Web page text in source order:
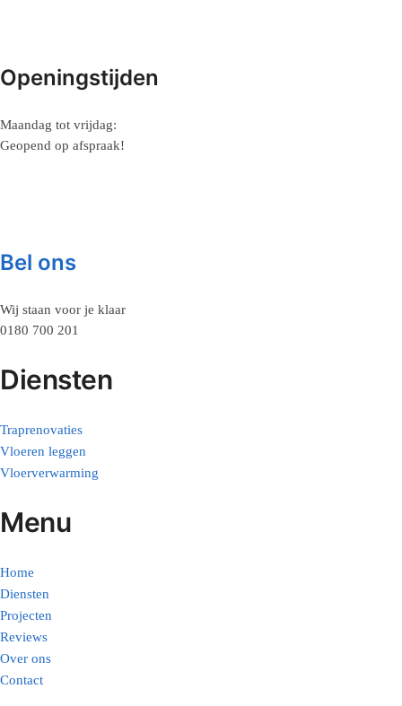
Openingstijden
Maandag tot vrijdag:
Geopend op afspraak!
Bel ons
Wij staan voor je klaar
0180 700 201
Diensten
Traprenovaties
Vloeren leggen
Vloerverwarming
Menu
Home
Diensten
Projecten
Reviews
Over ons
Contact